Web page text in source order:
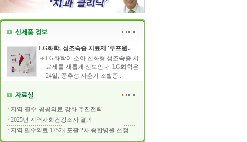
LG화학, 성조숙증 치료제 '루프원..
LG화학이 소아 친화형 성조숙증 치
료제를 새롭게 선보인다. LG화학은
24일, 중추성 사춘기 조발증..
지역·필수·공공의료 강화 추진전략
2025년 지역사회건강조사 결과
지역 필수의료 175개 포괄 2차 종합병원 선정